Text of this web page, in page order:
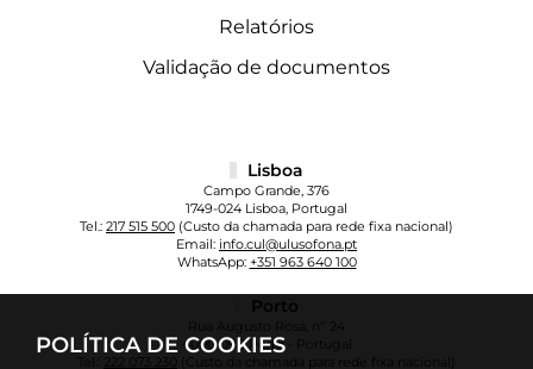
POLÍTICA DE COOKIES
Relatórios
Validação de documentos
Lisboa
Campo Grande, 376
1749-024 Lisboa, Portugal
Tel.: 217 515 500 (Custo da chamada para rede fixa nacional)
Email: info.cul@ulusofona.pt
WhatsApp: +351 963 640 100
Porto
Rua Augusto Rosa, nº 24
4000-098 Porto - Portugal
222 073 230 (Custo da chamada para rede fixa nacional)